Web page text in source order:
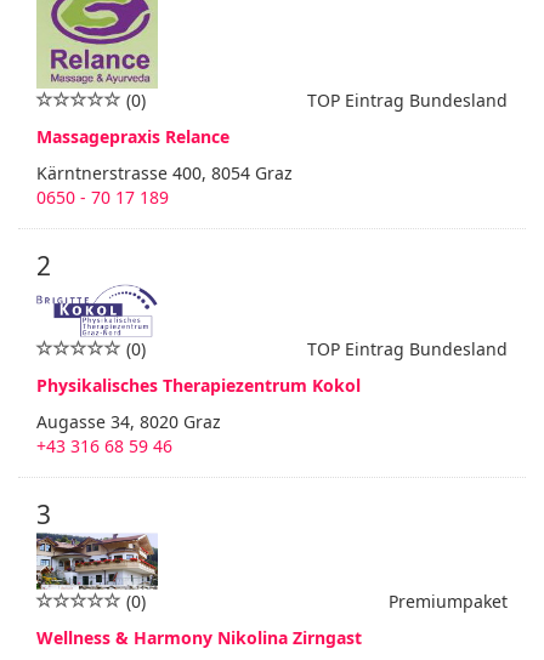
TOP Eintrag Bundesland
(0)
Massagepraxis Relance
Kärntnerstrasse 400, 8054 Graz
0650 - 70 17 189
2
TOP Eintrag Bundesland
(0)
Physikalisches Therapiezentrum Kokol
Augasse 34, 8020 Graz
+43 316 68 59 46
3
Premiumpaket
(0)
Wellness & Harmony Nikolina Zirngast